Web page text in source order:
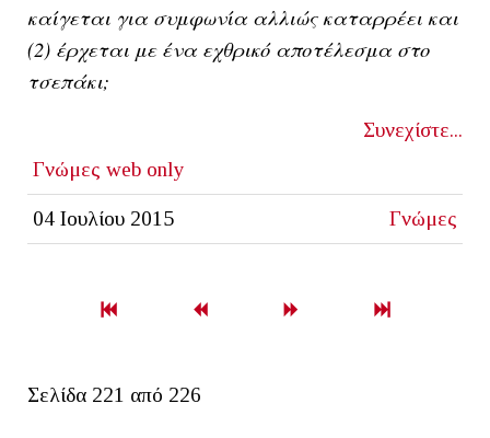
καίγεται για συμφωνία αλλιώς καταρρέει και
(2) έρχεται με ένα εχθρικό αποτέλεσμα στο
τσεπάκι;
Συνεχίστε...
Γνώμες web only
04 Ιουλίου 2015 Γνώμες
Σελίδα 221 από 226